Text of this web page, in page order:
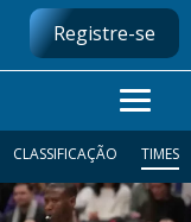
Registre-se
CLASSIFICAÇÃO TIMES